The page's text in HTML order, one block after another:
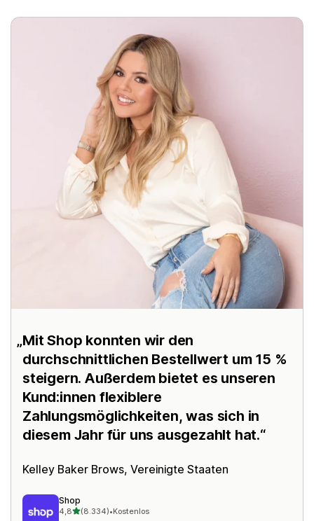
Mit Shop konnten wir den
durchschnittlichen Bestellwert um 15 %
steigern. Außerdem bietet es unseren
Kund:innen flexiblere
Zahlungsmöglichkeiten, was sich in
diesem Jahr für uns ausgezahlt hat.
Kelley Baker Brows, Vereinigte Staaten
Shop
4,8von 5 Sternen
(8.334)
8334 Rezensionen insgesamt
•Kostenlos